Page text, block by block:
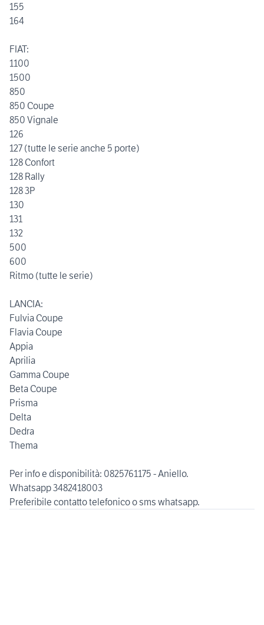
155
164
FIAT:
1100
1500
850
850 Coupe
850 Vignale
126
127 (tutte le serie anche 5 porte)
128 Confort
128 Rally
128 3P
130
131
132
500
600
Ritmo (tutte le serie)
LANCIA:
Fulvia Coupe
Flavia Coupe
Appia
Aprilia
Gamma Coupe
Beta Coupe
Prisma
Delta
Dedra
Thema
Per info e disponibilità: 0825761175 - Aniello.
Whatsapp 3482418003
Preferibile contatto telefonico o sms whatsapp.